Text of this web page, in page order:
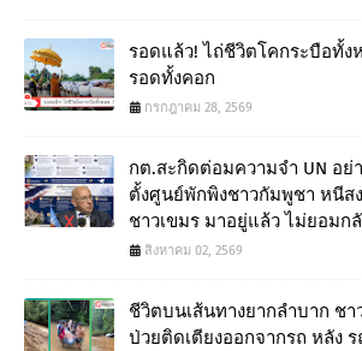
รอดแล้ว! ไถ่ชีวิตโคกระบือทั้ง
รอดทั้งคอก
กรกฎาคม 28, 2569
กต.สะกิดต่อมความจำ UN อย่
ตั้งศูนย์พักพิงชาวกัมพูชา หนีส
ชาวเขมร มาอยู่แล้ว ไม่ยอมก
สิงหาคม 02, 2569
ชีวิตบนเส้นทางยากลำบาก ช
ป่วยติดเตียงออกจากรถ หลัง